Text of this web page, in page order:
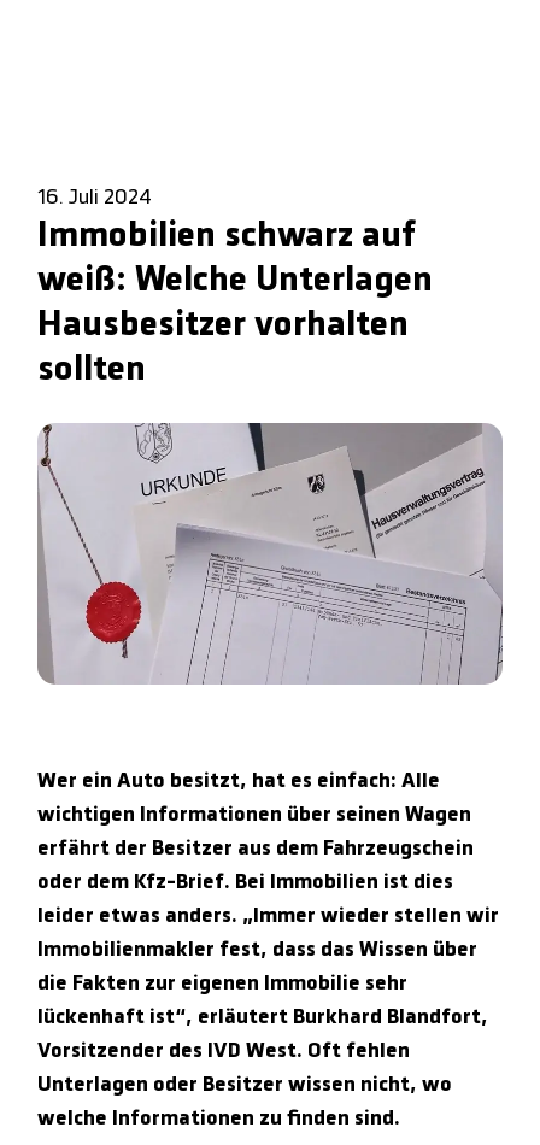
16. Juli 2024
Immobilien schwarz auf
weiß: Welche Unterlagen
Hausbesitzer vorhalten
sollten
Wer ein Auto besitzt, hat es einfach: Alle
wichtigen Informationen über seinen Wagen
erfährt der Besitzer aus dem Fahrzeugschein
oder dem Kfz-Brief. Bei Immobilien ist dies
leider etwas anders. „Immer wieder stellen wir
Immobilienmakler fest, dass das Wissen über
die Fakten zur eigenen Immobilie sehr
lückenhaft ist“, erläutert Burkhard Blandfort,
Vorsitzender des IVD West. Oft fehlen
Unterlagen oder Besitzer wissen nicht, wo
welche Informationen zu finden sind.